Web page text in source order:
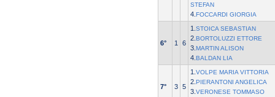
STEFAN
4. FOCCARDI GIORGIA
6° 1 6
1. STOICA SEBASTIAN
2. BORTOLUZZI ETTORE
3. MARTIN ALISON
4. BALDAN LIA
7° 3 5
1. VOLPE MARIA VITTORIA
2. PIERANTONI ANGELICA
3. VERONESE TOMMASO